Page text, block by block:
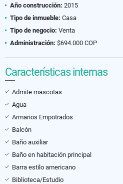
Año construcción: 2015
Tipo de inmueble: Casa
Tipo de negocio: Venta
Administración: $694.000 COP
Características internas
Admite mascotas
Agua
Armarios Empotrados
Balcón
Baño auxiliar
Baño en habitación principal
Barra estilo americano
Biblioteca/Estudio